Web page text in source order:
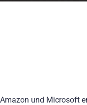
und Microsoft